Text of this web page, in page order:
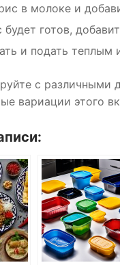
в молоке и
будет готов,
и подать теплым
с различными
вариации этого